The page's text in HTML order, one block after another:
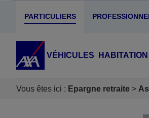
PARTICULIERS
VÉHICULES HABITATION
Vous êtes ici : Epargne retraite